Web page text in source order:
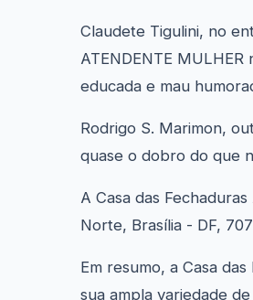
Claudete Tigulini, no
ATENDENTE
educada e mau
Rodrigo S. Marimon,
quase o dobro do que
A Casa das
Norte, Brasília - DF,
Em resumo, a Casa
sua ampla variedade